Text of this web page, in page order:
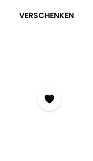
VERSCHENKEN